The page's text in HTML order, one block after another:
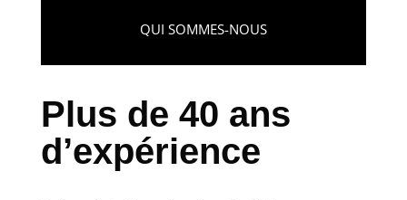
QUI SOMMES-NOUS
Plus de 40 ans
d’expérience